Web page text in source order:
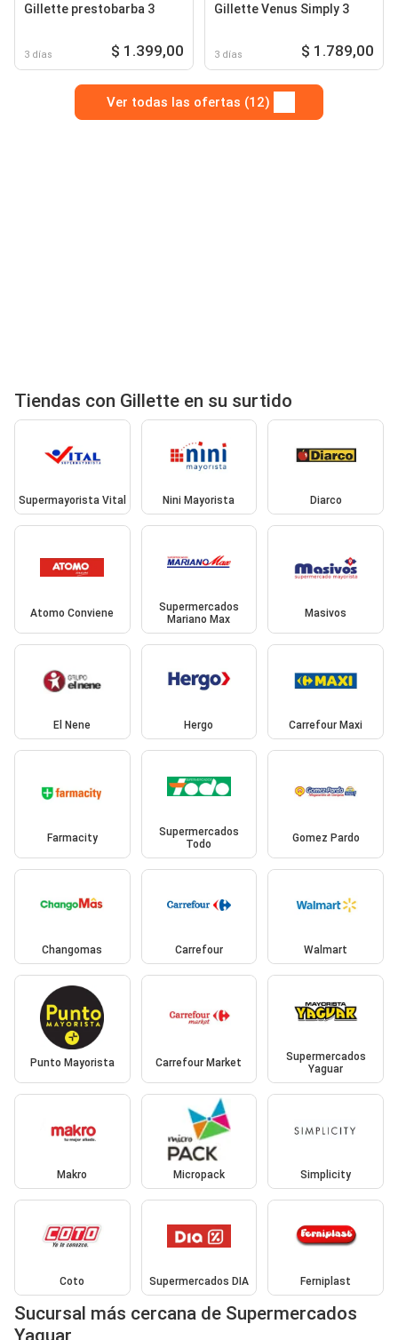
Gillette prestobarba 3
3 días $ 1.399,00
Gillette Venus Simply 3
3 días $ 1.789,00
Ver todas las ofertas (12)
Tiendas con Gillette en su surtido
Supermayorista Vital Nini Mayorista Diarco
Atomo Conviene
Supermercados
Mariano Max
Masivos
El Nene Hergo Carrefour Maxi
Farmacity
Supermercados
Todo
Gomez Pardo
Changomas Carrefour Walmart
Punto Mayorista Carrefour Market
Supermercados
Yaguar
Makro Micropack Simplicity
Coto Supermercados DIA Ferniplast
Sucursal más cercana de Supermercados
Yaguar